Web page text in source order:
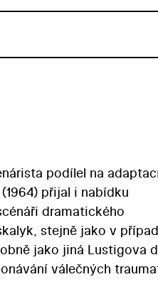
podílel na
přijal i nabídku
dramatického
stejně jako v
jako jiná Lustigova
válečných